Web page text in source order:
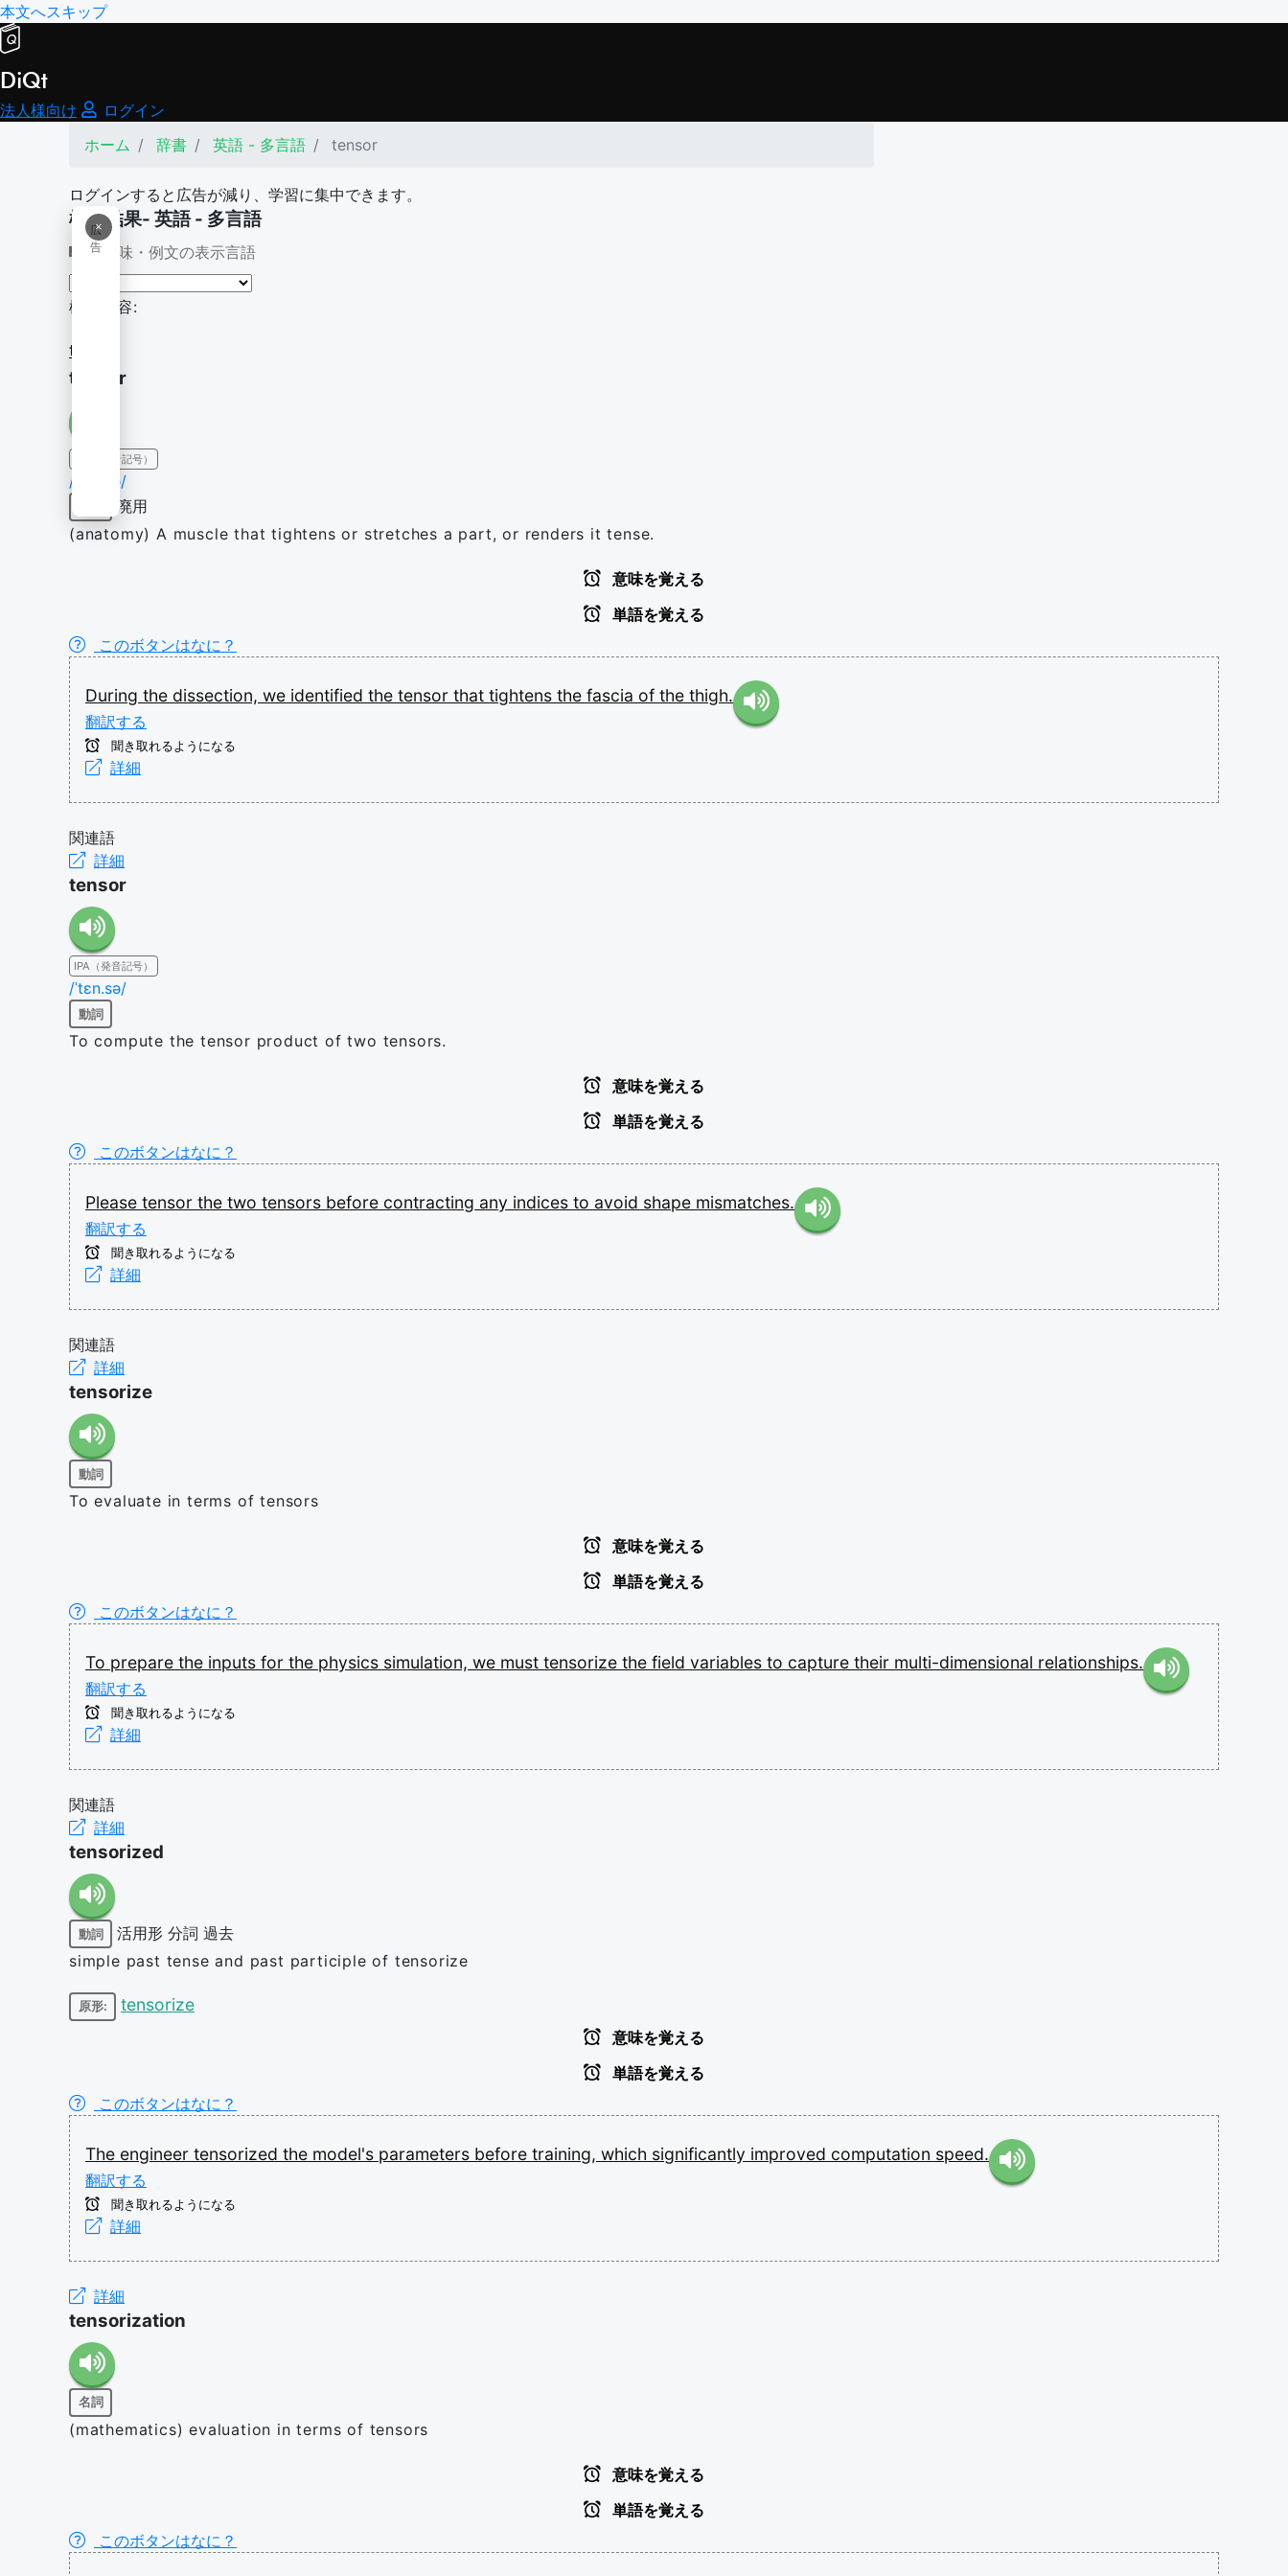
本文へスキップ
DiQt
法人様向け
ログイン
ホーム
辞書 英語 - 多言語 tensor
ログインすると広告が減り、学習に集中できます。
×
広
告
検索結果- 英語 - 多言語
意味・例文の表示言語
検索内容:
tensor
tensor
IPA（発音記号）
/ˈtɛn.sə/
廃用
(anatomy) A muscle that tightens or stretches a part, or renders it tense.
意味を覚える
単語を覚える
このボタンはなに？
During the dissection, we identified the tensor that tightens the fascia of the thigh.
翻訳する
聞き取れるようになる
詳細
関連語
詳細
tensor
IPA（発音記号）
/ˈtɛn.sə/
動詞
To compute the tensor product of two tensors.
意味を覚える
単語を覚える
このボタンはなに？
Please tensor the two tensors before contracting any indices to avoid shape mismatches.
翻訳する
聞き取れるようになる
詳細
関連語
詳細
tensorize
動詞
To evaluate in terms of tensors
意味を覚える
単語を覚える
このボタンはなに？
To prepare the inputs for the physics simulation, we must tensorize the field variables to capture their multi-dimensional relationships.
翻訳する
聞き取れるようになる
詳細
関連語
詳細
tensorized
動詞 活用形 分詞 過去
simple past tense and past participle of tensorize
原形: tensorize
意味を覚える
単語を覚える
このボタンはなに？
The engineer tensorized the model's parameters before training, which significantly improved computation speed.
翻訳する
聞き取れるようになる
詳細
詳細
tensorization
名詞
(mathematics) evaluation in terms of tensors
意味を覚える
単語を覚える
このボタンはなに？